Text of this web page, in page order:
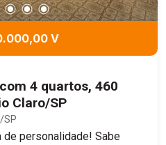
V
4 quartos, 460
Claro/SP
SP
personalidade! Sabe